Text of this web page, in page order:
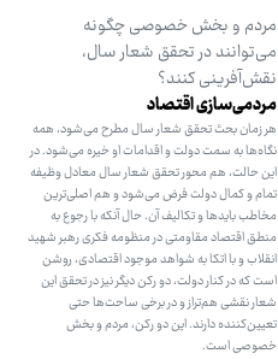
مردم و بخش خصوصی چگونه
می‌توانند در تحقق شعار سال،
نقش‌آفرینی کنند؟
مردمی‌سازی اقتصاد
هر زمان بحث تحقق شعار سال مطرح می‌شود، همه
نگاه‌ها به سمت دولت و اقدامات او خیره می‌شود. در
این حالت، هم محور تحقق شعار سال معادل وظیفه
تمام و کمال دولت فرض می‌شود و هم اصلی‌ترین
مخاطب بایدها و تکالیف آن. حال آنکه با رجوع به
منطق اقتصاد مقاومتی در منظومه فکری رهبر شهید
انقلاب و با اتکا به شواهد موجود اقتصادی، روشن
است که در کنار دولت، دو رکن دیگر نیز در تحقق این
شعار نقشی هم‌تراز و در برخی ساحت‌ها حتی
تعیین‌کننده دارند. این دو رکن، مردم و بخش
خصوصی است.